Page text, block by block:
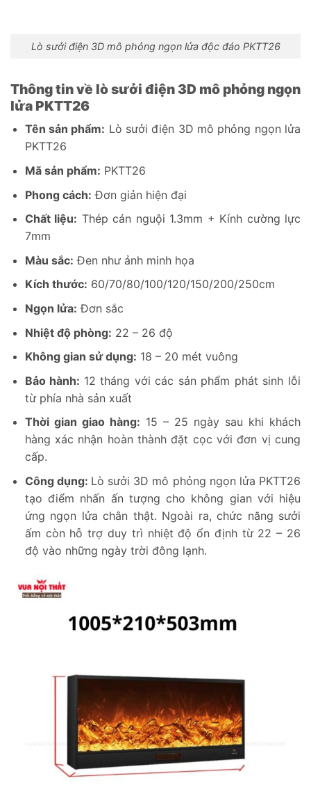
Lò sưởi điện 3D mô phỏng ngọn lửa độc đáo PKTT26
Thông tin về lò sưởi điện 3D mô phỏng ngọn
lửa PKTT26
Tên sản phẩm: Lò sưởi điện 3D mô phỏng ngọn lửa
PKTT26
Mã sản phẩm: PKTT26
Phong cách: Đơn giản hiện đại
Chất liệu: Thép cán nguội 1.3mm + Kính cường lực
7mm
Màu sắc: Đen như ảnh minh họa
Kích thước: 60/70/80/100/120/150/200/250cm
Ngọn lửa: Đơn sắc
Nhiệt độ phòng: 22 – 26 độ
Không gian sử dụng: 18 – 20 mét vuông
Bảo hành: 12 tháng với các sản phẩm phát sinh lỗi
từ phía nhà sản xuất
Thời gian giao hàng: 15 – 25 ngày sau khi khách
hàng xác nhận hoàn thành đặt cọc với đơn vị cung
cấp.
Công dụng: Lò sưởi 3D mô phỏng ngọn lửa PKTT26
tạo điểm nhấn ấn tượng cho không gian với hiệu
ứng ngọn lửa chân thật. Ngoài ra, chức năng sưởi
ấm còn hỗ trợ duy trì nhiệt độ ổn định từ 22 – 26
độ vào những ngày trời đông lạnh.